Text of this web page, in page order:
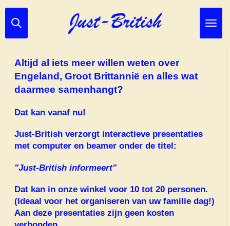
Ga
direct
hoofdinhoud
Altijd al iets meer willen weten over
Engeland, Groot Brittannië en alles wat
daarmee samenhangt?
Dat kan vanaf nu!
Just-British verzorgt interactieve presentaties
met computer en beamer onder de titel:
"Just-Britishinformeert"
Dat kan in onze winkel voor 10 tot 20 personen.
(Ideaal voor het organiseren van uw familie dag!)
Aan deze presentaties zijn geen kosten